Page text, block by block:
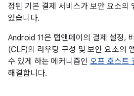
정된 기본 결제 서비스가 보안 요소의
있습니다.
Android 11은 탭앤페이의 결제 설정,
(CLF)의 라우팅 구성 및 보안 요소의
수 있게 하는 메커니즘인 오프 호스트
해결합니다.